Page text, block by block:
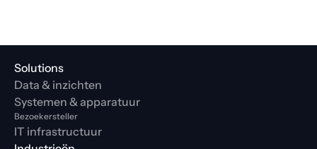
Solutions
Data & inzichten
Systemen & apparatuur
Bezoekersteller
IT infrastructuur